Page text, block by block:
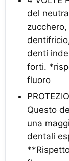
del
denti
forti.
fluoro
Questo
una
dentali